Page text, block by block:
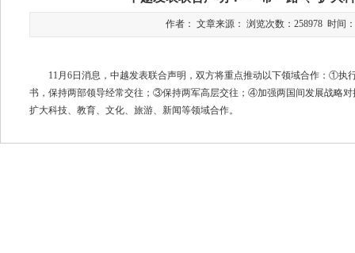
作者： 文章来源： 浏览次数：258978 时间
11 月 6日消息，中越发表联合声明，双方将重点推动以下领域合作：①执
书，保持两部领导经常交往；③保持两军高层交往；④加强两国间发展战略对
扩大科技、教育、文化、旅游、新闻等领域合作。